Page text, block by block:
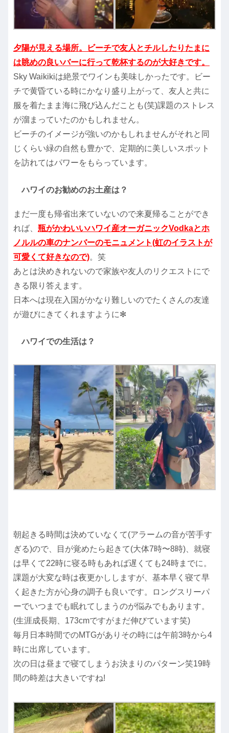
夕陽が見える場所。ビーチで友人とチルしたりたまに
は眺めの良いバーに行って乾杯するのが大好きです。
Sky Waikikiは絶景でワインも美味しかったです。ビー
チで黄昏ている時にかなり盛り上がって、友人と共に
服を着たまま海に飛び込んだことも(笑)課題のストレス
が溜まっていたのかもしれません。
ビーチのイメージが強いのかもしれませんがそれと同
じくらい緑の自然も豊かで、定期的に美しいスポット
を訪れてはパワーをもらっています。
ハワイのお勧めのお土産は？
まだ一度も帰省出来ていないので来夏帰ることができ
れば、 瓶がかわいいハワイ産オーガニックVodkaとホ
ノルルの車のナンバーのモニュメント(虹のイラストが
可愛くて好きなので)。笑
あとは決めきれないので家族や友人のリクエストにで
きる限り答えます。
日本へは現在入国がかなり難しいのでたくさんの友達
が遊びにきてくれますように✻
ハワイでの生活は？
朝起きる時間は決めていなくて(アラームの音が苦手す
ぎる)ので、目が覚めたら起きて(大体7時〜8時)、就寝
は早くて22時に寝る時もあれば遅くても24時までに。
課題が大変な時は夜更かししますが、基本早く寝て早
く起きた方が心身の調子も良いです。ロングスリーパ
ーでいつまでも眠れてしまうのが悩みでもあります。
(生涯成長期、173cmですがまだ伸びています笑)
毎月日本時間でのMTGがありその時には午前3時から4
時に出席しています。
次の日は昼まで寝てしまうお決まりのパターン笑19時
間の時差は大きいですね!